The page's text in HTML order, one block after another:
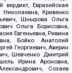
Евразийская
Кривенко
Шнырова Ольга
Ольга Борисовна,
Евгеньевна, Ривина
Бойко Анатолий
Георгиевич, Аверин
Шевченко Дмитрий
Ирина Ароновна,
Созаев